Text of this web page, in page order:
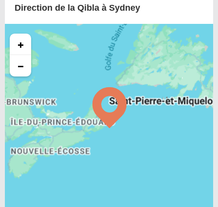
Direction de la Qibla à Sydney
+
−